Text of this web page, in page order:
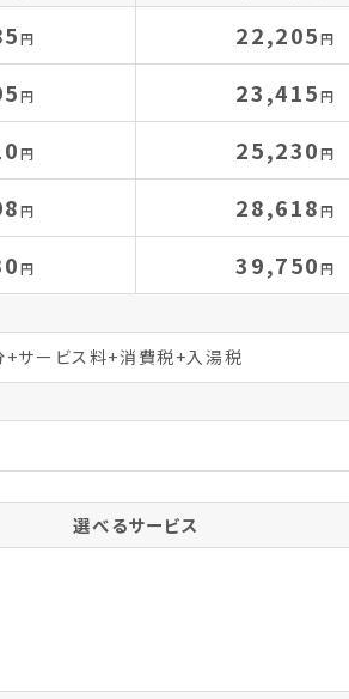
円 22,205円
円 23,415円
円 25,230円
円 28,618円
円 39,750円
サービス料+消費税+入湯税
選べるサービス